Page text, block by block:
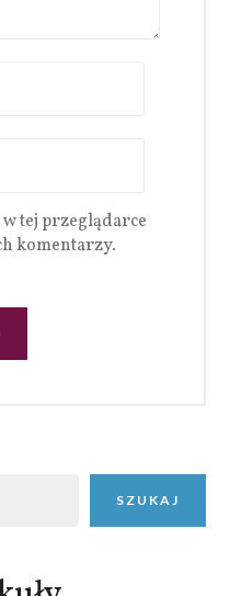
tej przeglądarce
komentarzy.
SZUKAJ